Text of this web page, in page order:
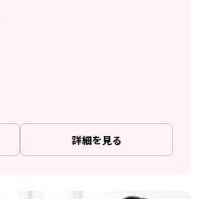
詳細を見る